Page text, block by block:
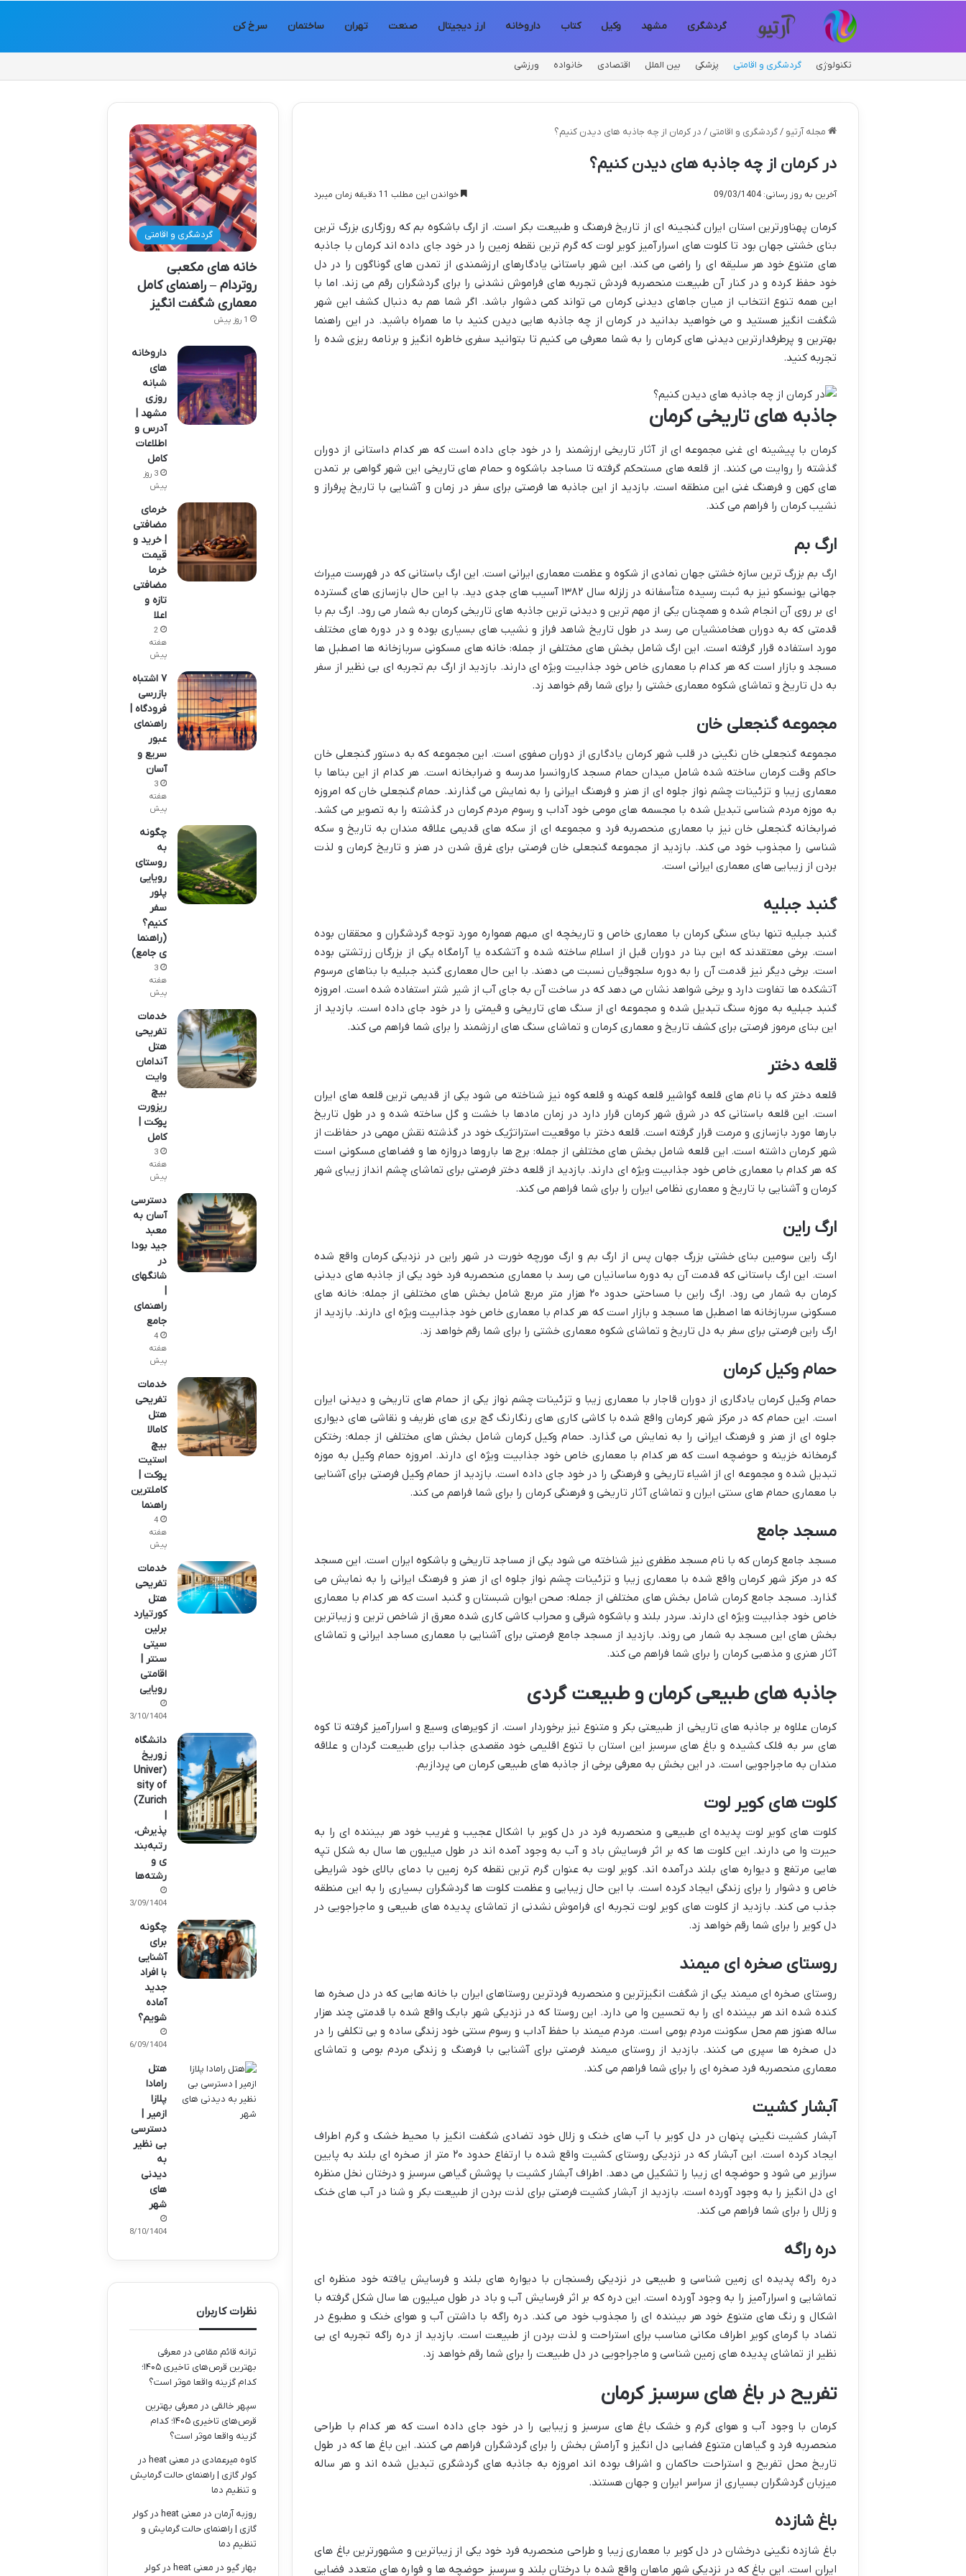
گردشگری مشهد وکیل کتاب داروخانه ارز دیجیتال صنعت تهران ساختمان سرخ کن
تکنولوژی گردشگری و اقامتی پزشکی بین الملل اقتصادی خانواده ورزشی
مجله آرتیو / گردشگری و اقامتی / در کرمان از چه جاذبه های دیدن کنیم؟
در کرمان از چه جاذبه های دیدن کنیم؟
آخرین به روز رسانی: 09/03/1404 خواندن این مطلب 11 دقیقه زمان میبرد
کرمان پهناورترین استان ایران گنجینه ای از تاریخ فرهنگ و طبیعت بکر است. از ارگ باشکوه بم که روزگاری بزرگ ترین
بنای خشتی جهان بود تا کلوت های اسرارآمیز کویر لوت که گرم ترین نقطه زمین را در خود جای داده اند کرمان با جاذبه
های متنوع خود هر سلیقه ای را راضی می کند. این شهر باستانی یادگارهای ارزشمندی از تمدن های گوناگون را در دل
خود حفظ کرده و در کنار آن طبیعت منحصربه فردش تجربه های فراموش نشدنی را برای گردشگران رقم می زند. اما با
این همه تنوع انتخاب از میان جاهای دیدنی کرمان می تواند کمی دشوار باشد. اگر شما هم به دنبال کشف این شهر
شگفت انگیز هستید و می خواهید بدانید در کرمان از چه جاذبه هایی دیدن کنید با ما همراه باشید. در این راهنما
بهترین و پرطرفدارترین دیدنی های کرمان را به شما معرفی می کنیم تا بتوانید سفری خاطره انگیز و برنامه ریزی شده را
تجربه کنید.
جاذبه های تاریخی کرمان
کرمان با پیشینه ای غنی مجموعه ای از آثار تاریخی ارزشمند را در خود جای داده است که هر کدام داستانی از دوران
گذشته را روایت می کنند. از قلعه های مستحکم گرفته تا مساجد باشکوه و حمام های تاریخی این شهر گواهی بر تمدن
های کهن و فرهنگ غنی این منطقه است. بازدید از این جاذبه ها فرصتی برای سفر در زمان و آشنایی با تاریخ پرفراز و
نشیب کرمان را فراهم می کند.
ارگ بم
ارگ بم بزرگ ترین سازه خشتی جهان نمادی از شکوه و عظمت معماری ایرانی است. این ارگ باستانی که در فهرست میراث
جهانی یونسکو نیز به ثبت رسیده متأسفانه در زلزله سال ۱۳۸۲ آسیب های جدی دید. با این حال بازسازی های گسترده
ای بر روی آن انجام شده و همچنان یکی از مهم ترین و دیدنی ترین جاذبه های تاریخی کرمان به شمار می رود. ارگ بم با
قدمتی که به دوران هخامنشیان می رسد در طول تاریخ شاهد فراز و نشیب های بسیاری بوده و در دوره های مختلف
مورد استفاده قرار گرفته است. این ارگ شامل بخش های مختلفی از جمله: خانه های مسکونی سربازخانه ها اصطبل ها
مسجد و بازار است که هر کدام با معماری خاص خود جذابیت ویژه ای دارند. بازدید از ارگ بم تجربه ای بی نظیر از سفر
به دل تاریخ و تماشای شکوه معماری خشتی را برای شما رقم خواهد زد.
مجموعه گنجعلی خان
مجموعه گنجعلی خان نگینی در قلب شهر کرمان یادگاری از دوران صفوی است. این مجموعه که به دستور گنجعلی خان
حاکم وقت کرمان ساخته شده شامل میدان حمام مسجد کاروانسرا مدرسه و ضرابخانه است. هر کدام از این بناها با
معماری زیبا و تزئینات چشم نواز جلوه ای از هنر و فرهنگ ایرانی را به نمایش می گذارند. حمام گنجعلی خان که امروزه
به موزه مردم شناسی تبدیل شده با مجسمه های مومی خود آداب و رسوم مردم کرمان در گذشته را به تصویر می کشد.
ضرابخانه گنجعلی خان نیز با معماری منحصربه فرد و مجموعه ای از سکه های قدیمی علاقه مندان به تاریخ و سکه
شناسی را مجذوب خود می کند. بازدید از مجموعه گنجعلی خان فرصتی برای غرق شدن در هنر و تاریخ کرمان و لذت
بردن از زیبایی های معماری ایرانی است.
گنبد جبلیه
گنبد جبلیه تنها بنای سنگی کرمان با معماری خاص و تاریخچه ای مبهم همواره مورد توجه گردشگران و محققان بوده
است. برخی معتقدند که این بنا در دوران قبل از اسلام ساخته شده و آتشکده یا آرامگاه یکی از بزرگان زرتشتی بوده
است. برخی دیگر نیز قدمت آن را به دوره سلجوقیان نسبت می دهند. با این حال معماری گنبد جبلیه با بناهای مرسوم
آتشکده ها تفاوت دارد و برخی شواهد نشان می دهد که در ساخت آن به جای آب از شیر شتر استفاده شده است. امروزه
گنبد جبلیه به موزه سنگ تبدیل شده و مجموعه ای از سنگ های تاریخی و قیمتی را در خود جای داده است. بازدید از
این بنای مرموز فرصتی برای کشف تاریخ و معماری کرمان و تماشای سنگ های ارزشمند را برای شما فراهم می کند.
قلعه دختر
قلعه دختر که با نام های قلعه گواشیر قلعه کهنه و قلعه کوه نیز شناخته می شود یکی از قدیمی ترین قلعه های ایران
است. این قلعه باستانی که در شرق شهر کرمان قرار دارد در زمان مادها با خشت و گل ساخته شده و در طول تاریخ
بارها مورد بازسازی و مرمت قرار گرفته است. قلعه دختر با موقعیت استراتژیک خود در گذشته نقش مهمی در حفاظت از
شهر کرمان داشته است. این قلعه شامل بخش های مختلفی از جمله: برج ها باروها دروازه ها و فضاهای مسکونی است
که هر کدام با معماری خاص خود جذابیت ویژه ای دارند. بازدید از قلعه دختر فرصتی برای تماشای چشم انداز زیبای شهر
کرمان و آشنایی با تاریخ و معماری نظامی ایران را برای شما فراهم می کند.
ارگ راین
ارگ راین سومین بنای خشتی بزرگ جهان پس از ارگ بم و ارگ مورچه خورت در شهر راین در نزدیکی کرمان واقع شده
است. این ارگ باستانی که قدمت آن به دوره ساسانیان می رسد با معماری منحصربه فرد خود یکی از جاذبه های دیدنی
کرمان به شمار می رود. ارگ راین با مساحتی حدود ۲۰ هزار متر مربع شامل بخش های مختلفی از جمله: خانه های
مسکونی سربازخانه ها اصطبل ها مسجد و بازار است که هر کدام با معماری خاص خود جذابیت ویژه ای دارند. بازدید از
ارگ راین فرصتی برای سفر به دل تاریخ و تماشای شکوه معماری خشتی را برای شما رقم خواهد زد.
حمام وکیل کرمان
حمام وکیل کرمان یادگاری از دوران قاجار با معماری زیبا و تزئینات چشم نواز یکی از حمام های تاریخی و دیدنی ایران
است. این حمام که در مرکز شهر کرمان واقع شده با کاشی کاری های رنگارنگ گچ بری های ظریف و نقاشی های دیواری
جلوه ای از هنر و فرهنگ ایرانی را به نمایش می گذارد. حمام وکیل کرمان شامل بخش های مختلفی از جمله: رختکن
گرمخانه خزینه و حوضچه است که هر کدام با معماری خاص خود جذابیت ویژه ای دارند. امروزه حمام وکیل به موزه
تبدیل شده و مجموعه ای از اشیاء تاریخی و فرهنگی را در خود جای داده است. بازدید از حمام وکیل فرصتی برای آشنایی
با معماری حمام های سنتی ایران و تماشای آثار تاریخی و فرهنگی کرمان را برای شما فراهم می کند.
مسجد جامع
مسجد جامع کرمان که با نام مسجد مظفری نیز شناخته می شود یکی از مساجد تاریخی و باشکوه ایران است. این مسجد
که در مرکز شهر کرمان واقع شده با معماری زیبا و تزئینات چشم نواز جلوه ای از هنر و فرهنگ ایرانی را به نمایش می
گذارد. مسجد جامع کرمان شامل بخش های مختلفی از جمله: صحن ایوان شبستان و گنبد است که هر کدام با معماری
خاص خود جذابیت ویژه ای دارند. سردر بلند و باشکوه شرقی و محراب کاشی کاری شده معرق از شاخص ترین و زیباترین
بخش های این مسجد به شمار می روند. بازدید از مسجد جامع فرصتی برای آشنایی با معماری مساجد ایرانی و تماشای
آثار هنری و مذهبی کرمان را برای شما فراهم می کند.
جاذبه های طبیعی کرمان و طبیعت گردی
کرمان علاوه بر جاذبه های تاریخی از طبیعتی بکر و متنوع نیز برخوردار است. از کویرهای وسیع و اسرارآمیز گرفته تا کوه
های سر به فلک کشیده و باغ های سرسبز این استان با تنوع اقلیمی خود مقصدی جذاب برای طبیعت گردان و علاقه
مندان به ماجراجویی است. در این بخش به معرفی برخی از جاذبه های طبیعی کرمان می پردازیم.
کلوت های کویر لوت
کلوت های کویر لوت پدیده ای طبیعی و منحصربه فرد در دل کویر با اشکال عجیب و غریب خود هر بیننده ای را به
حیرت وا می دارند. این کلوت ها که بر اثر فرسایش باد و آب به وجود آمده اند در طول میلیون ها سال به شکل تپه
هایی مرتفع و دیواره های بلند درآمده اند. کویر لوت به عنوان گرم ترین نقطه کره زمین با دمای بالای خود شرایطی
خاص و دشوار را برای زندگی ایجاد کرده است. با این حال زیبایی و عظمت کلوت ها گردشگران بسیاری را به این منطقه
جذب می کند. بازدید از کلوت های کویر لوت تجربه ای فراموش نشدنی از تماشای پدیده های طبیعی و ماجراجویی در
دل کویر را برای شما رقم خواهد زد.
روستای صخره ای میمند
روستای صخره ای میمند یکی از شگفت انگیزترین و منحصربه فردترین روستاهای ایران با خانه هایی که در دل صخره ها
کنده شده اند هر بیننده ای را به تحسین وا می دارد. این روستا که در نزدیکی شهر بابک واقع شده با قدمتی چند هزار
ساله هنوز هم محل سکونت مردم بومی است. مردم میمند با حفظ آداب و رسوم سنتی خود زندگی ساده و بی تکلفی را در
دل صخره ها سپری می کنند. بازدید از روستای میمند فرصتی برای آشنایی با فرهنگ و زندگی مردم بومی و تماشای
معماری منحصربه فرد صخره ای را برای شما فراهم می کند.
آبشار کشیت
آبشار کشیت نگینی پنهان در دل کویر با آب های خنک و زلال خود تضادی شگفت انگیز با محیط خشک و گرم اطراف
ایجاد کرده است. این آبشار که در نزدیکی روستای کشیت واقع شده با ارتفاع حدود ۲۰ متر از صخره ای بلند به پایین
سرازیر می شود و حوضچه ای زیبا را تشکیل می دهد. اطراف آبشار کشیت با پوشش گیاهی سرسبز و درختان نخل منظره
ای دل انگیز را به وجود آورده است. بازدید از آبشار کشیت فرصتی برای لذت بردن از طبیعت بکر و شنا در آب های خنک
و زلال را برای شما فراهم می کند.
دره راگه
دره راگه پدیده ای زمین شناسی و طبیعی در نزدیکی رفسنجان با دیواره های بلند و فرسایش یافته خود منظره ای
تماشایی و اسرارآمیز را به وجود آورده است. این دره که بر اثر فرسایش آب و باد در طول میلیون ها سال شکل گرفته با
اشکال و رنگ های متنوع خود هر بیننده ای را مجذوب خود می کند. دره راگه با داشتن آب و هوای خنک و مطبوع در
تضاد با گرمای کویر اطراف مکانی مناسب برای استراحت و لذت بردن از طبیعت است. بازدید از دره راگه تجربه ای بی
نظیر از تماشای پدیده های زمین شناسی و ماجراجویی در دل طبیعت را برای شما رقم خواهد زد.
تفریح در باغ های سرسبز کرمان
کرمان با وجود آب و هوای گرم و خشک باغ های سرسبز و زیبایی را در خود جای داده است که هر کدام با طراحی
منحصربه فرد و گیاهان متنوع فضایی دل انگیز و آرامش بخش را برای گردشگران فراهم می کنند. این باغ ها که در طول
تاریخ محل تفریح و استراحت حاکمان و اشراف بوده اند امروزه به جاذبه های گردشگری تبدیل شده اند و هر ساله
میزبان گردشگران بسیاری از سراسر ایران و جهان هستند.
باغ شازده
باغ شازده نگینی درخشان در دل کویر با معماری زیبا و طراحی منحصربه فرد خود یکی از زیباترین و مشهورترین باغ های
ایران است. این باغ که در نزدیکی شهر ماهان واقع شده با درختان بلند و سرسبز حوضچه ها و فواره های متعدد فضایی
گردشگری و اقامتی
خانه های مکعبی
روتردام – راهنمای کامل
معماری شگفت انگیز
1 روز پیش
داروخانه
های
شبانه
روزی
مشهد |
آدرس و
اطلاعات
کامل
3 روز
پیش
خرمای
مضافتی
| خرید و
قیمت
خرما
مضافتی
تازه و
اعلا
2
هفته
پیش
۷ اشتباه
بازرسی
فرودگاه |
راهنمای
عبور
سریع و
آسان
3
هفته
پیش
چگونه
به
روستای
رویایی
پلور
سفر
کنیم؟
(راهنما
ی جامع)
3
هفته
پیش
خدمات
تفریحی
هتل
آندامان
وایت
بیچ
ریزورت
پوکت |
کامل
3
هفته
پیش
دسترسی
آسان به
معبد
جید بودا
در
شانگهای
راهنمای
جامع
4
هفته
پیش
خدمات
تفریحی
هتل
کامالا
بیچ
استیت
پوکت |
کاملترین
راهنما
4
هفته
پیش
خدمات
تفریحی
هتل
کورتیارد
برلین
سیتی
سنتر |
اقامتی
رویایی
03/10/1404
دانشگاه
زوریخ
(Univer
sity of
Zurich)
پذیرش،
رتبه‌بند
ی و
رشته‌ها
23/09/1404
چگونه
برای
آشنایی
با افراد
جدید
آماده
شویم؟
16/09/1404
هتل
رامادا
پلازا
ازمیر |
دسترسی
بی نظیر
به
دیدنی
های
شهر
08/10/1404
نظرات کاربران
ترانه قائم مقامی در معرفی
بهترین قرص‌های تاخیری ۱۴۰۵؛
کدام گزینه واقعا موثر است؟
سپهر خالقی در معرفی بهترین
قرص‌های تاخیری ۱۴۰۵؛ کدام
گزینه واقعا موثر است؟
کاوه میرعمادی در
معنی heat در
کولر گازی | راهنمای حالت گرمایش
و تنظیم دما
روزبه آرمان در
معنی heat در کولر
گازی | راهنمای حالت گرمایش و
تنظیم دما
بهار گیو در معنی heat در کولر